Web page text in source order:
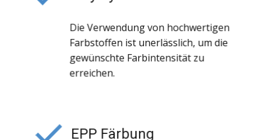
Die Verwendung von hochwertigen
Farbstoffen ist unerlässlich, um die
gewünschte Farbintensität zu
erreichen.
EPP Färbung